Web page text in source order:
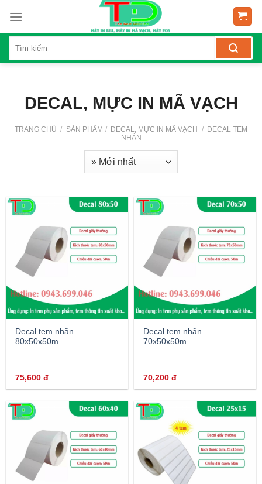
content
DECAL, MỰC IN MÃ VẠCH
TRANG CHỦ / SẢN PHẨM / DECAL, MỰC IN MÃ VẠCH / DECAL TEM
NHÃN
Decal tem nhãn
80x50x50m
75,600đ
Decal tem nhãn
70x50x50m
70,200đ